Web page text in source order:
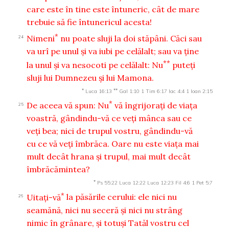
care este în tine este întuneric, cât de mare
trebuie să fie întunericul acesta!
24 Nimeni* nu poate sluji la doi stăpâni. Căci sau
va urî pe unul şi va iubi pe celălalt; sau va ţine
la unul şi va nesocoti pe celălalt: Nu** puteţi
sluji lui Dumnezeu şi lui Mamona.
* Luca 16:13 ** Gal 1:10 1 Tim 6:17 Iac 4:4 1 Ioan 2:15
25 De aceea vă spun: Nu* vă îngrijoraţi de viaţa
voastră, gândindu-vă ce veţi mânca sau ce
veţi bea; nici de trupul vostru, gândindu-vă
cu ce vă veţi îmbrăca. Oare nu este viaţa mai
mult decât hrana şi trupul, mai mult decât
îmbrăcămintea?
* Ps 55:22 Luca 12:22 Luca 12:23 Fil 4:6 1 Pet 5:7
26 Uitaţi-vă* la păsările cerului: ele nici nu
seamănă, nici nu seceră şi nici nu strâng
nimic în grânare, şi totuşi Tatăl vostru cel